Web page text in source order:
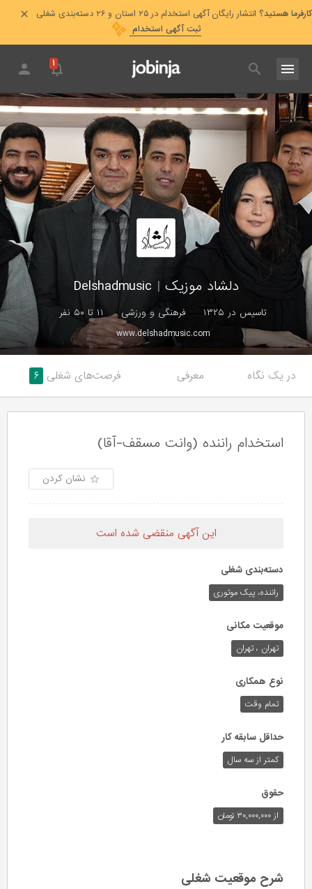
کارفرما هستید؟ انتشار رایگان آگهی استخدام در ۲۵ استان و ۲۶ دسته‌بندی شغلی
ثبت آگهی استخدام
۱
دلشاد موزیک |
تاسیس در ۱۳۲۵ فرهنگی و ورزشی
۱۱ تا ۵۰ نفر
www.delshadmusic.com
در یک نگاه معرفی فرصت‌های شغلی ۶
استخدام راننده (وانت مسقف-آقا)
نشان کردن
این آگهی منقضی شده است
دسته‌بندی شغلی
راننده، پیک موتوری
موقعیت مکانی
تهران ، تهران
نوع همکاری
تمام وقت
حداقل سابقه کار
کمتر از سه سال
حقوق
از ۳۰,۰۰۰,۰۰۰ تومان
شرح موقعیت شغلی